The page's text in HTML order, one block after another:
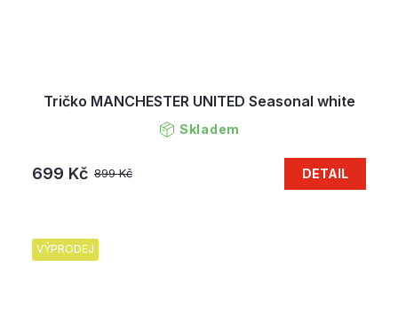
Tričko MANCHESTER UNITED Seasonal white
Skladem
899 Kč
699 Kč DETAIL
VÝPRODEJ